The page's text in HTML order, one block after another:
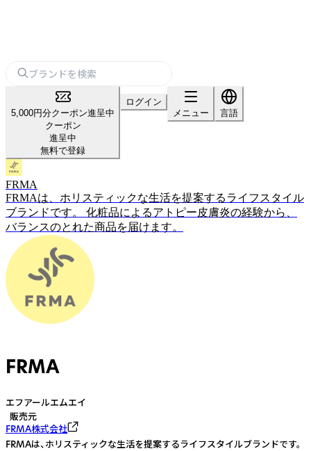
5,000円分クーポン進呈中
クーポン
進呈中
無料で登録
ログイン
メニュー
言語
FRMA
FRMAは、ホリスティックな生活を提案するライフスタイル
ブランドです。 化粧品によるアトピー皮膚炎の経験から、
バランスのとれた商品を届けます。
FRMA
エフアールエムエイ
販売元
FRMA株式会社
FRMAは、ホリスティックな生活を提案するライフスタイルブランドです。